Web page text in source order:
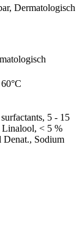
Dermatologisch
5 - 15
Linalool, < 5 %
Denat., Sodium